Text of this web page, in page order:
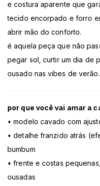
e costura aparente que
tecido encorpado e forro
abrir mão do conforto.
é aquela peça que não
pegar sol, curtir um dia de
ousado nas vibes de verão.
por que você vai amar a
• modelo cavado com
• detalhe franzido atrás
bumbum
• frente e costas
ousadas